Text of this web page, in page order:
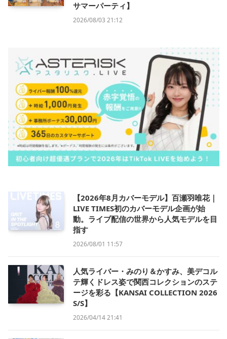
サマーパーティ】
2026/08/03 21:12
【2026年8月カバーモデル】百瀬羽唯花｜
LIVE TIMES初のカバーモデル企画が始
動。ライブ配信の世界から人気モデルを目
指す
2026/08/01 11:57
人気ライバー・みのり＆かすみ、美デコル
テ輝くドレス姿で関西コレクションのステ
ージを彩る【KANSAI COLLECTION 2026
S/S】
2026/04/14 21:41